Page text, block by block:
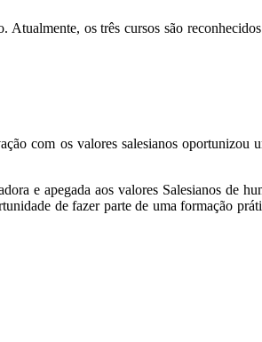
os três cursos são
com os valores salesianos oportunizou
e apegada aos valores Salesianos de
de fazer parte de uma formação